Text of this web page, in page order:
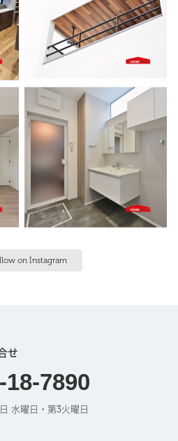
on Instagram
せ
18-7890
水曜日・第3火曜日